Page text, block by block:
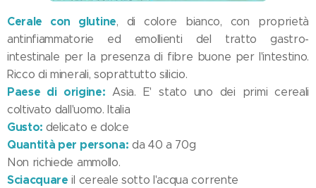
Cerale con glutine, di colore bianco, con proprietà
antinfiammatorie ed emollienti del tratto gastro-
intestinale per la presenza di fibre buone per l'intestino.
Ricco di minerali, soprattutto silicio.
Paese di origine: Asia. E' stato uno dei primi cereali
coltivato dall'uomo. Italia
Gusto: delicato e dolce
Quantità per persona: da 40 a 70g
Non richiede ammollo.
Sciacquare il cereale sotto l'acqua corrente